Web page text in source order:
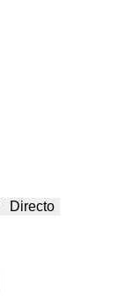
Directo